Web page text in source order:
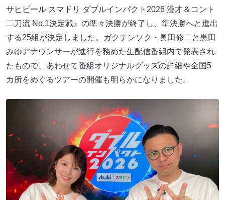
サヒビール スマドリ ダブルインパクト2026 漫才＆コント
二刀流 No.1決定戦』の準々決勝が終了し、準決勝へと進出
する25組が決定しました。ガクテンソク・奥田修二と黒田
みゆアナウンサーが進行を務めた生配信番組内で発表され
たもので、あわせて番組オリジナルグッズの詳細や全国5
カ所をめぐるツアーの開催も明らかになりました。